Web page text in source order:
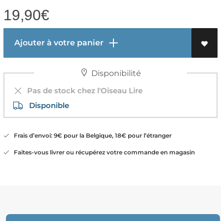
19,90€
Ajouter à votre panier
Disponibilité
Pas de stock chez l'Oiseau Lire
Disponible
Frais d’envoi: 9€ pour la Belgique, 18€ pour l’étranger
Faites-vous livrer ou récupérez votre commande en magasin